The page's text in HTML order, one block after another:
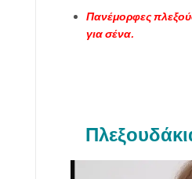
Πανέμορφες
για σένα.